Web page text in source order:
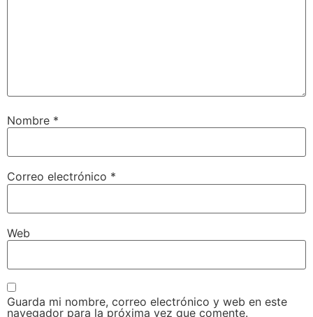
Nombre *
Correo electrónico *
Web
Guarda mi nombre, correo electrónico y web en este
navegador para la próxima vez que comente.